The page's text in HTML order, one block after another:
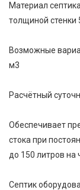
Материал
толщиной стенки
Возможные
м3
Расчётный
Обеспечивает
стока при
до 150 литров на
Септик